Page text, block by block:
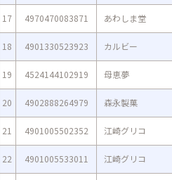
17 4970470083871 あわしま堂
18 4901330523923 カルビー
19 4524144102919 母恵夢
20 4902888264979 森永製菓
21 4901005502352 江崎グリコ
22 4901005533011 江崎グリコ